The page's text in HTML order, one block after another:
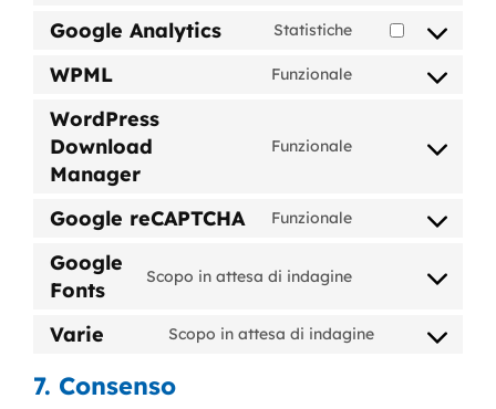
wordpress
Google Analytics Statistiche
Consent
analytics
WPML Funzionale
WordPress
Download
Manager
Funzionale
download-
Google reCAPTCHA Funzionale
recaptcha
Google
Fonts
Scopo in attesa di indagine
service
Varie Scopo in attesa di indagine
Consent
7. Consenso